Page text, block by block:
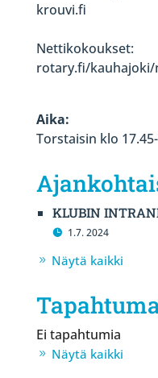
krouvi.fi
Nettikokoukset:
rotary.fi/
Aika:
Torstaisin klo
KLUBIN
1.7. 2024
Näytä kaikki
Ei tapahtumia
Näytä kaikki